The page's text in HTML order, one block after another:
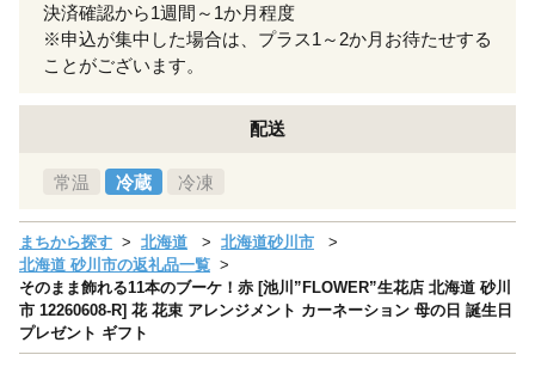
決済確認から1週間～1か月程度
※申込が集中した場合は、プラス1～2か月お待たせする
ことがございます。
配送
常温 冷蔵 冷凍
まちから探す 北海道
北海道砂川市
北海道 砂川市の返礼品一覧
そのまま飾れる11本のブーケ！赤 [池川”FLOWER”生花店 北海道 砂川
市 12260608-R] 花 花束 アレンジメント カーネーション 母の日 誕生日
プレゼント ギフト